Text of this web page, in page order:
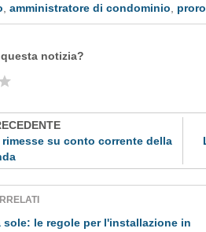
amministratore di condominio
notizia?
su conto corrente della
sole: le regole per l'installazione in